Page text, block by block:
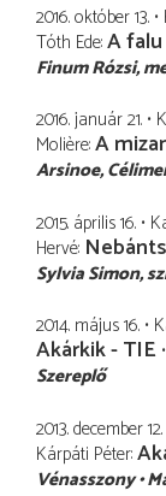
2016. október 13.
Tóth Ede A
Finum Rózsi
2016. január 21.
Molière A
Arsinoe
2015. április 16.
Hervé
Sylvia Simon
2014. május 16.
Akárkik - TIE
Szereplő
2013. december 12.
Kárpáti Péter
Vénasszony